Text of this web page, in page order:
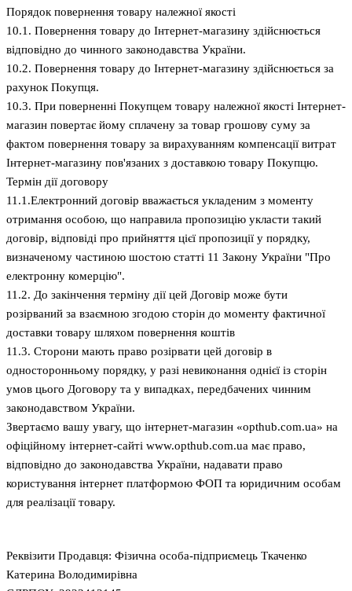
Порядок повернення товару належної якості
10.1. Повернення товару до Інтернет-магазину здійснюється
відповідно до чинного законодавства України.
10.2. Повернення товару до Інтернет-магазину здійснюється за
рахунок Покупця.
10.3. При поверненні Покупцем товару належної якості Інтернет-
магазин повертає йому сплачену за товар грошову суму за
фактом повернення товару за вирахуванням компенсації витрат
Інтернет-магазину пов'язаних з доставкою товару Покупцю.
Термін дії договору
11.1.Електронний договір вважається укладеним з моменту
отримання особою, що направила пропозицію укласти такий
договір, відповіді про прийняття цієї пропозиції у порядку,
визначеному частиною шостою статті 11 Закону України "Про
електронну комерцію".
11.2. До закінчення терміну дії цей Договір може бути
розірваний за взаємною згодою сторін до моменту фактичної
доставки товару шляхом повернення коштів
11.3. Сторони мають право розірвати цей договір в
односторонньому порядку, у разі невиконання однієї із сторін
умов цього Договору та у випадках, передбачених чинним
законодавством України.
Звертаємо вашу увагу, що інтернет-магазин «opthub.com.ua» на
офіційному інтернет-сайті www.opthub.com.ua має право,
відповідно до законодавства України, надавати право
користування інтернет платформою ФОП та юридичним особам
для реалізації товару.
Реквізити Продавця: Фізична особа-підприємець Ткаченко
Катерина Володимирівна